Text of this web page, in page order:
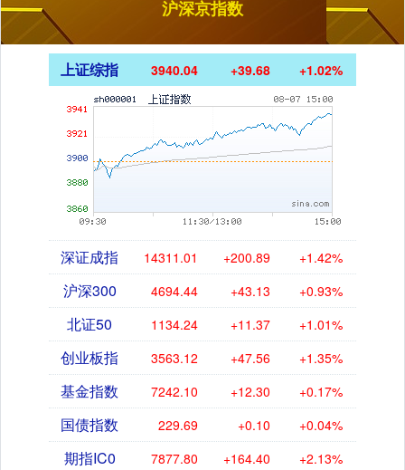
沪深京指数
上证综指 3940.04 +39.68 +1.02%
深证成指 14311.01 +200.89 +1.42%
沪深300 4694.44 +43.13 +0.93%
北证50 1134.24 +11.37 +1.01%
创业板指 3563.12 +47.56 +1.35%
基金指数 7242.10 +12.30 +0.17%
国债指数 229.69 +0.10 +0.04%
期指IC0 7877.80 +164.40 +2.13%